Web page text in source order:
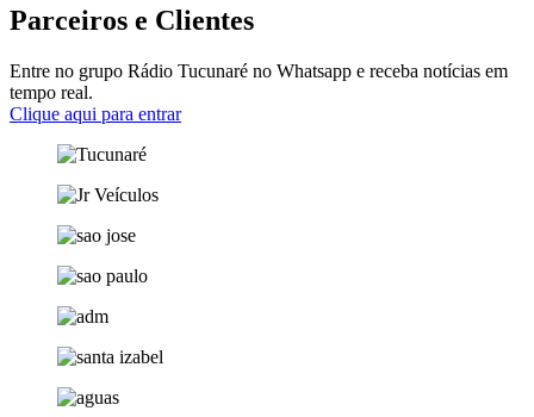
Parceiros e Clientes
Entre no grupo Rádio Tucunaré no Whatsapp e receba notícias em
tempo real.
Clique aqui para entrar